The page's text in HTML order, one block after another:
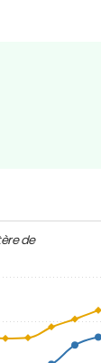
de